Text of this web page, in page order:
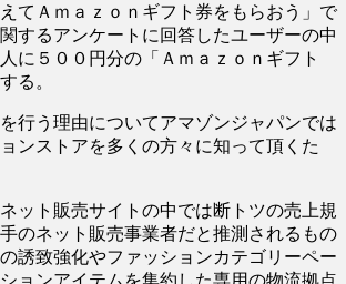
えてＡｍａｚｏｎギフト券をもらおう」で
するアンケートに回答したユーザーの中
に５００円分の「Ａｍａｚｏｎギフト
る。
行う理由についてアマゾンジャパンでは
ンストアを多くの方々に知って頂くた
ット販売サイトの中では断トツの売上規
のネット販売事業者だと推測されるもの
誘致強化やファッションカテゴリーペー
ョンアイテムを集約した専用の物流拠点